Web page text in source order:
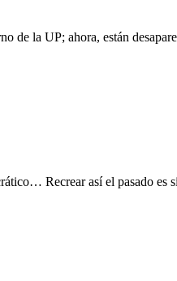
de la UP; ahora, están
Recrear así el pasado es